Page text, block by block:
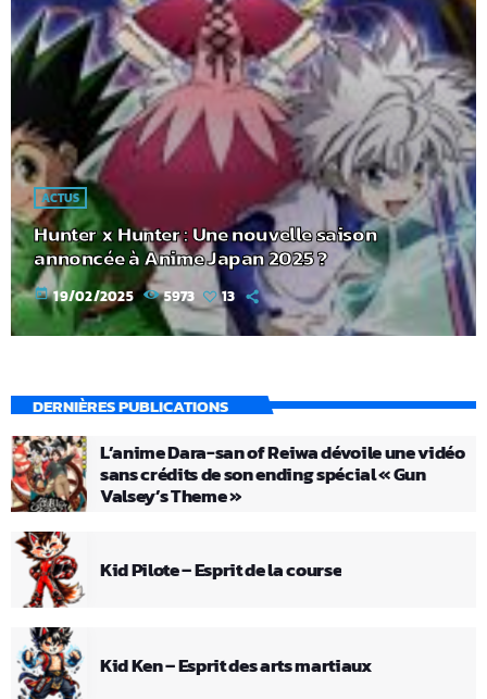
ACTUS
Hunter x Hunter : Une nouvelle saison
annoncée à Anime Japan 2025 ?
today 19/02/2025 5973 13
DERNIÈRES PUBLICATIONS
L’anime Dara-san of Reiwa dévoile une vidéo
sans crédits de son ending spécial « Gun
Valsey’s Theme »
Kid Pilote – Esprit de la course
Kid Ken – Esprit des arts martiaux